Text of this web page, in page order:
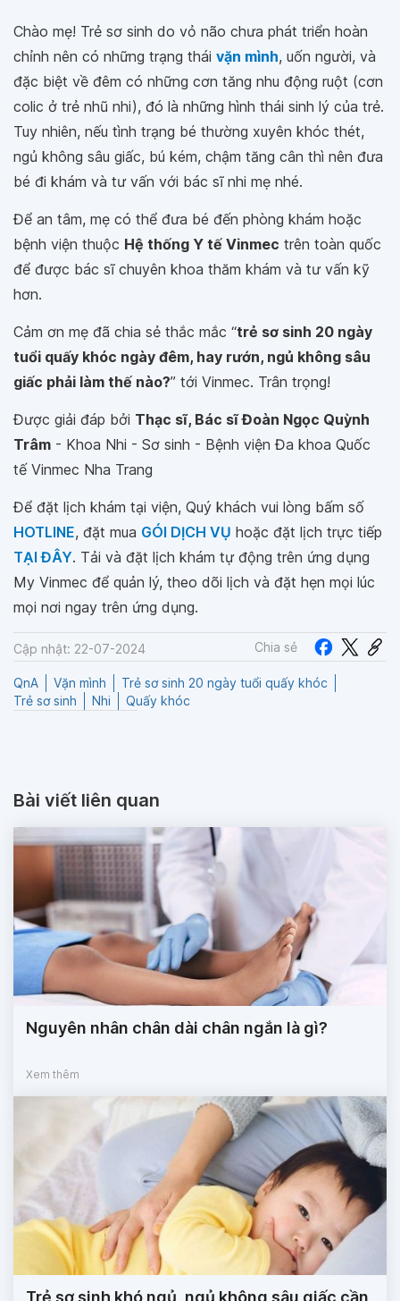
Chào mẹ! Trẻ sơ sinh do vỏ não chưa phát triển hoàn
chỉnh nên có những trạng thái vặn mình, uốn người, và
đặc biệt về đêm có những cơn tăng nhu động ruột (cơn
colic ở trẻ nhũ nhi), đó là những hình thái sinh lý của trẻ.
Tuy nhiên, nếu tình trạng bé thường xuyên khóc thét,
ngủ không sâu giấc, bú kém, chậm tăng cân thì nên đưa
bé đi khám và tư vấn với bác sĩ nhi mẹ nhé.
Để an tâm, mẹ có thể đưa bé đến phòng khám hoặc
bệnh viện thuộc Hệ thống Y tế Vinmec trên toàn quốc
để được bác sĩ chuyên khoa thăm khám và tư vấn kỹ
hơn.
Cảm ơn mẹ đã chia sẻ thắc mắc “trẻ sơ sinh 20 ngày
tuổi quấy khóc ngày đêm, hay rướn, ngủ không sâu
giấc phải làm thế nào?” tới Vinmec. Trân trọng!
Được giải đáp bởi Thạc sĩ, Bác sĩ Đoàn Ngọc Quỳnh
Trâm - Khoa Nhi - Sơ sinh - Bệnh viện Đa khoa Quốc
tế Vinmec Nha Trang
Để đặt lịch khám tại viện, Quý khách vui lòng bấm số
HOTLINE, đặt mua GÓI DỊCH VỤ hoặc đặt lịch trực tiếp
TẠI ĐÂY. Tải và đặt lịch khám tự động trên ứng dụng
My Vinmec để quản lý, theo dõi lịch và đặt hẹn mọi lúc
mọi nơi ngay trên ứng dụng.
Cập nhật: 22-07-2024 Chia sẻ
QnA Vặn mình
Trẻ sơ sinh 20 ngày tuổi quấy khóc
Trẻ sơ sinh
Nhi Quấy khóc
Bài viết liên quan
Nguyên nhân chân dài chân ngắn là gì?
Xem thêm
Trẻ sơ sinh khó ngủ, ngủ không sâu giấc cần